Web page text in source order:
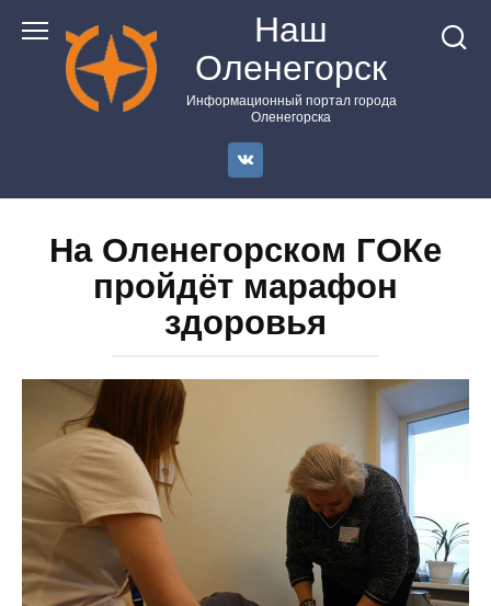
контенту
Наш
Оленегорск
Информационный портал города
Оленегорска
На Оленегорском ГОКе
пройдёт марафон
здоровья